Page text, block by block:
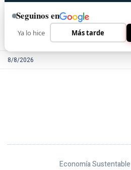
8/8/2026
Economía
Seguinos en
Ya lo hice Más tarde